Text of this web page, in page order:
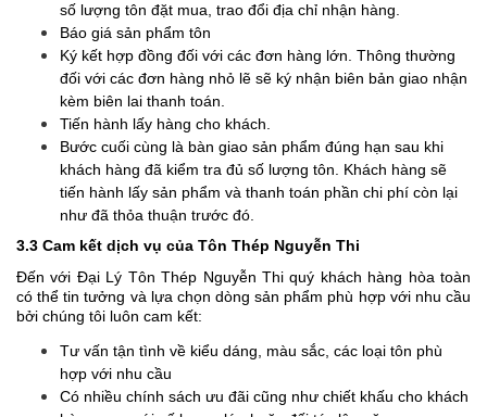
số lượng tôn đặt mua, trao đổi địa chỉ nhận hàng.
Báo giá sản phẩm tôn
Ký kết hợp đồng đối với các đơn hàng lớn. Thông thường
đối với các đơn hàng nhỏ lẽ sẽ ký nhận biên bản giao nhận
kèm biên lai thanh toán.
Tiến hành lấy hàng cho khách.
Bước cuối cùng là bàn giao sản phẩm đúng hạn sau khi
khách hàng đã kiểm tra đủ số lượng tôn. Khách hàng sẽ
tiến hành lấy sản phẩm và thanh toán phần chi phí còn lại
như đã thỏa thuận trước đó.
3.3 Cam kết dịch vụ của Tôn Thép Nguyễn Thi
Đến với Đại Lý Tôn Thép Nguyễn Thi quý khách hàng hòa toàn
có thể tin tưởng và lựa chọn dòng sản phẩm phù hợp với nhu cầu
bởi chúng tôi luôn cam kết:
Tư vấn tận tình về kiểu dáng, màu sắc, các loại tôn phù
hợp với nhu cầu
Có nhiều chính sách ưu đãi cũng như chiết khấu cho khách